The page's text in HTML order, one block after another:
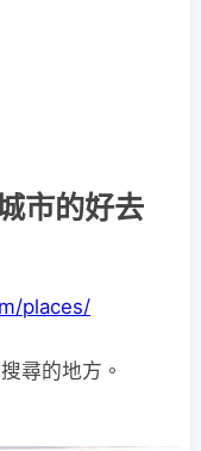
市的好去
places/
尋的地方。